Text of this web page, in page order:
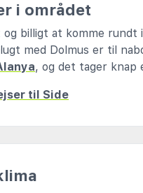
i området
og billigt at komme rundt
med Dolmus er til
, og det tager knap
til Side